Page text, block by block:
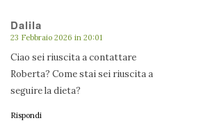
Dalila
dice:
23 Febbraio 2026 in 20:01
Ciao sei riuscita a contattare
Roberta? Come stai sei riuscita a
seguire la dieta?
Rispondi